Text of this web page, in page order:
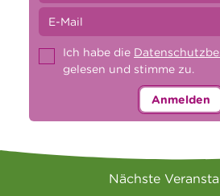
Ich habe die
gelesen und stimme zu.
Anmelden
Nächste